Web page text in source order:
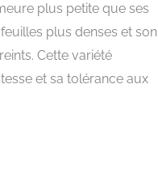
plus petite que ses
plus denses et son
Cette variété
et sa tolérance aux